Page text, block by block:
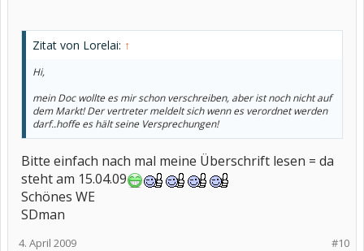
Zitat von Lorelai: ↑
Hi,
mein Doc wollte es mir schon verschreiben, aber ist noch nicht auf
dem Markt! Der vertreter meldelt sich wenn es verordnet werden
darf..hoffe es hält seine Versprechungen!
Bitte einfach nach mal meine Überschrift lesen = da
steht am 15.04.09
Schönes WE
SDman
#10
4. April 2009